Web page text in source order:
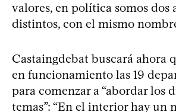
valores, en política somos dos
distintos, con el mismo
Castaingdebat buscará ahora
en funcionamiento las 19
para comenzar a “abordar los
temas”: “En el interior hay un